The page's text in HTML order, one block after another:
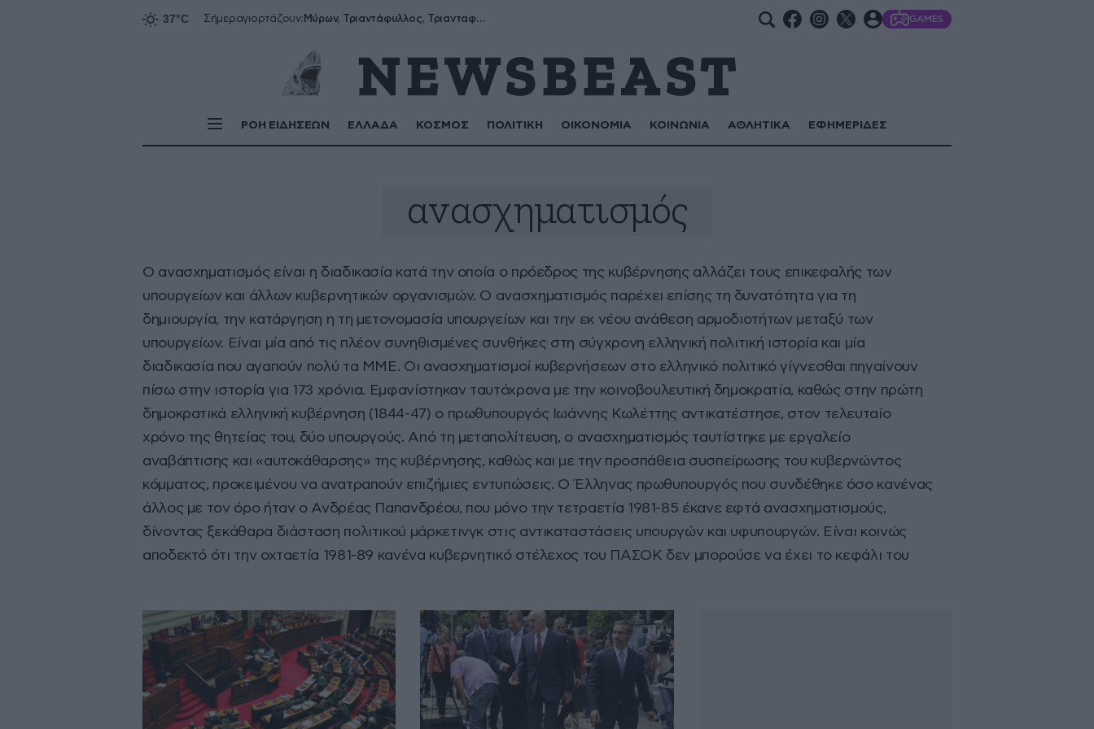
Σήμεραγιορτάζουν: Μύρων, Τριαντάφυλλος, Τριανταφυλλιά, Φυλλιώ, Ρόζα GAMES
ΡΟΗ ΕΙΔΗΣΕΩΝ ΕΛΛΑΔΑ ΚΟΣΜΟΣ ΠΟΛΙΤΙΚΗ ΟΙΚΟΝΟΜΙΑ ΚΟΙΝΩΝΙΑ ΑΘΛΗΤΙΚΑ ΕΦΗΜΕΡΙΔΕΣ
ανασχηματισμός
Ο ανασχηματισμός είναι η διαδικασία κατά την οποία ο πρόεδρος της κυβέρνησης αλλάζει τους επικεφαλής των
υπουργείων και άλλων κυβερνητικών οργανισμών. Ο ανασχηματισμός παρέχει επίσης τη δυνατότητα για τη
δημιουργία, την κατάργηση η τη μετονομασία υπουργείων και την εκ νέου ανάθεση αρμοδιοτήτων μεταξύ των
υπουργείων. Είναι μία από τις πλέον συνηθισμένες συνθήκες στη σύγχρονη ελληνική πολιτική ιστορία και μία
διαδικασία που αγαπούν πολύ τα ΜΜΕ. Οι ανασχηματισμοί κυβερνήσεων στο ελληνικό πολιτικό γίγνεσθαι πηγαίνουν
πίσω στην ιστορία για 173 χρόνια. Εμφανίστηκαν ταυτόχρονα με την κοινοβουλευτική δημοκρατία, καθώς στην πρώτη
δημοκρατικά ελληνική κυβέρνηση (1844-47) ο πρωθυπουργός Ιωάννης Κωλέττης αντικατέστησε, στον τελευταίο
χρόνο της θητείας του, δύο υπουργούς. Από τη μεταπολίτευση, ο ανασχηματισμός ταυτίστηκε με εργαλείο
αναβάπτισης και «αυτοκάθαρσης» της κυβέρνησης, καθώς και με την προσπάθεια συσπείρωσης του κυβερνώντος
κόμματος, προκειμένου να ανατραπούν επιζήμιες εντυπώσεις. Ο Έλληνας πρωθυπουργός που συνδέθηκε όσο κανένας
άλλος με τον όρο ήταν ο Ανδρέας Παπανδρέου, που μόνο την τετραετία 1981-85 έκανε εφτά ανασχηματισμούς,
δίνοντας ξεκάθαρα διάσταση πολιτικού μάρκετινγκ στις αντικαταστάσεις υπουργών και υφυπουργών. Είναι κοινώς
αποδεκτό ότι την οχταετία 1981-89 κανένα κυβερνητικό στέλεχος του ΠΑΣΟΚ δεν μπορούσε να έχει το κεφάλι του
αποκλειστικά από τον διευθυντή του γραφείου του Πέτρο Μολυβιάτη και τον αντιπρόεδρο Κωνσταντίνο
Παπακωνσταντίνου. Υπουργοί που καρατομήθηκαν από τον Ανδρέα Παπανδρέου το έμαθαν εν πτήσει, άλλοι τελευταίοι
από τα ΜΜΕ ή από ένα οργισμένο τηλεφώνημα του ίδιου όταν και άκουσαν την περίφημη φράση «πάρε τα μολύβια
σου και φύγε».
Ο ανασχηματισμός Μητσοτάκη τον Αύγουστο του 2021 και η ανατροπή με τον Ευάγγελο
Αποστολάκη Την τελευταία μέρα του Αυγούστου του 2021 ο Κυριάκος Μητσοτάκης κοινοποίησε τις αποφάσεις